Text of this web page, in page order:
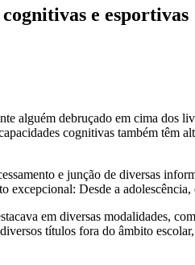
e esportivas
alguém debruçado em cima dos
cognitivas também têm
e junção de diversas
Desde a
em diversas modalidades,
títulos fora do âmbito